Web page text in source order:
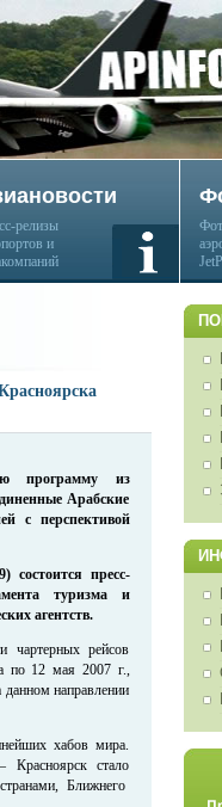
релизы
и
программу из
Арабские
с перспективой
состоится пресс-
туризма и
агентств.
чартерных рейсов
по 12 мая 2007 г.,
данном направлении
хабов мира.
стало
Ближнего